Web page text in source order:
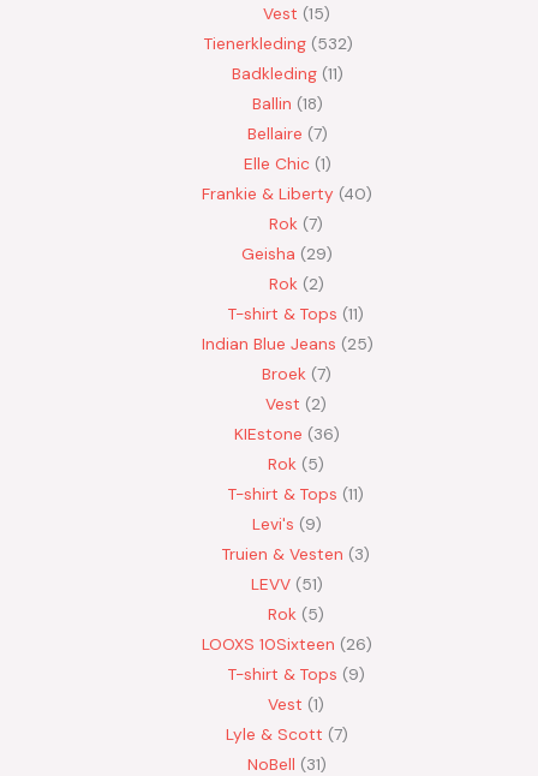
Vest 15
Tienerkleding 532
Badkleding 11
Ballin 18
Bellaire 7
Elle Chic 1
Frankie & Liberty 40
Rok 7
Geisha
29
Rok 2
T-shirt & Tops 11
Indian Blue Jeans 25
Broek 7
Vest
2
KIEstone
36
Rok
5
T-shirt & Tops 11
Levi's
9
Truien & Vesten
3
LEVV 51
Rok
5
LOOXS 10Sixteen
26
T-shirt & Tops 9
Vest 1
Lyle & Scott 7
NoBell
31